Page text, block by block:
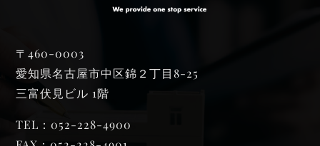
〒460-0003
愛知県名古屋市中区錦２丁目8-25
三富伏見ビル 1階
TEL：052-228-4900